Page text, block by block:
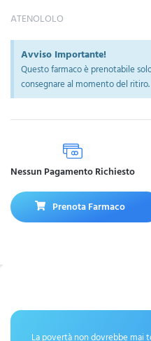
ATENOLOLO
Avviso Importante!
Questo farmaco è prenotabile
consegnare al momento del ritiro.
Nessun Pagamento Richiesto
Prenota Farmaco
La povertà non dovrebbe mai